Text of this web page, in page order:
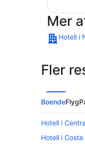
Mer
Hotell i
Fler
BoendeFlyg
Hotell i
Hotell i